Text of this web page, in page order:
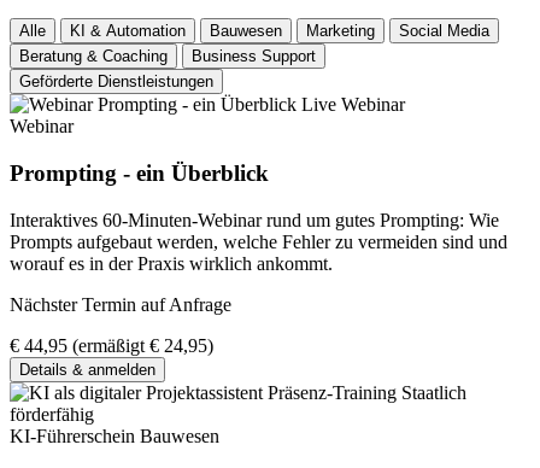
Alle KI & Automation Bauwesen Marketing
Social Media
Beratung & Coaching
Business Support
Geförderte Dienstleistungen
Live Webinar
Webinar
Prompting - ein Überblick
Interaktives 60-Minuten-Webinar rund um gutes Prompting: Wie
Prompts aufgebaut werden, welche Fehler zu vermeiden sind und
worauf es in der Praxis wirklich ankommt.
Nächster Termin auf Anfrage
€ 44,95 (ermäßigt € 24,95)
Details & anmelden
Staatlich
förderfähig
KI-Führerschein Bauwesen